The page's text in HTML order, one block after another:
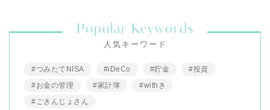
Popular Keywords
人気キーワード
#つみたてNISA #iDeCo #貯金
#投資
#お金の管理
#家計簿
#withき
#ごきんじょさん